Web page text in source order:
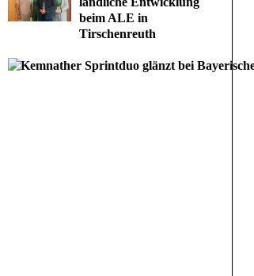
beim ALE in
Tirschenreuth